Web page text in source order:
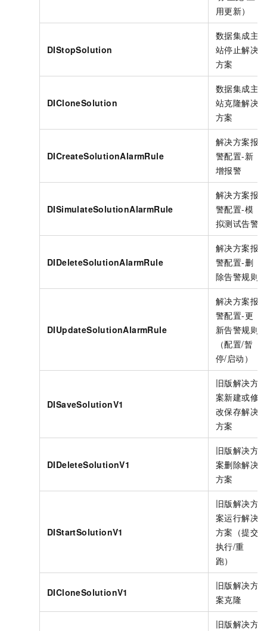
用更新）
DIStopSolution
数据集成主
站停止解决
方案
DICloneSolution
数据集成主
站克隆解决
方案
DICreateSolutionAlarmRule
解决方案报
警配置-新
增报警
DISimulateSolutionAlarmRule
解决方案报
警配置-模
拟测试告警
DIDeleteSolutionAlarmRule
解决方案报
警配置-删
除告警规则
DIUpdateSolutionAlarmRule
解决方案报
警配置-更
新告警规则
（配置/暂
停/启动）
DISaveSolutionV1
旧版解决方
案新建或修
改保存解决
方案
DIDeleteSolutionV1
旧版解决方
案删除解决
方案
DIStartSolutionV1
旧版解决方
案运行解决
方案（提交
执行/重
跑）
DICloneSolutionV1
旧版解决方
案克隆
旧版解决方